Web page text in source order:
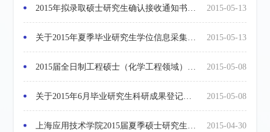
2015-05-13
2015-05-13
2015-05-08
2015-05-08
2015-04-30